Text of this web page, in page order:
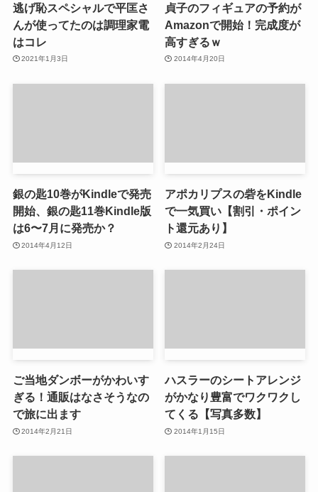
逃げ恥スペシャルで平匡さ
んが使ってたのは調理家電
はコレ
2021年1月3日
貞子のフィギュアの予約が
Amazonで開始！完成度が
高すぎるｗ
2014年4月20日
銀の匙10巻がKindleで発売
開始、銀の匙11巻Kindle版
は6〜7月に発売か？
2014年4月12日
アポカリプスの砦をKindle
で一気買い【割引・ポイン
ト還元あり】
2014年2月24日
ご当地ダンボーがかわいす
ぎる！通販はなさそうなの
で旅に出ます
2014年2月21日
ハスラーのシートアレンジ
がかなり豊富でワクワクし
てくる【写真多数】
2014年1月15日